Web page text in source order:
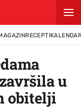
RECEPTI
u
obitelji